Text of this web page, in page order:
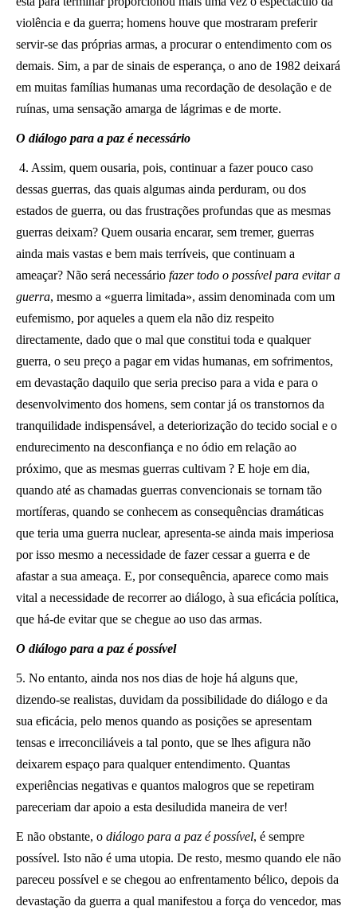
violência e da guerra; homens houve que mostraram preferir
servir-se das próprias armas, a procurar o entendimento com os
demais. Sim, a par de sinais de esperança, o ano de 1982 deixará
em muitas famílias humanas uma recordação de desolação e de
ruínas, uma sensação amarga de lágrimas e de morte.
O diálogo para a paz é necessário
4. Assim, quem ousaria, pois, continuar a fazer pouco caso
dessas guerras, das quais algumas ainda perduram, ou dos
estados de guerra, ou das frustrações profundas que as mesmas
guerras deixam? Quem ousaria encarar, sem tremer, guerras
ainda mais vastas e bem mais terríveis, que continuam a
ameaçar? Não será necessário fazer todo o possível para evitar a
guerra, mesmo a «guerra limitada», assim denominada com um
eufemismo, por aqueles a quem ela não diz respeito
directamente, dado que o mal que constitui toda e qualquer
guerra, o seu preço a pagar em vidas humanas, em sofrimentos,
em devastação daquilo que seria preciso para a vida e para o
desenvolvimento dos homens, sem contar já os transtornos da
tranquilidade indispensável, a deteriorização do tecido social e o
endurecimento na desconfiança e no ódio em relação ao
próximo, que as mesmas guerras cultivam ? E hoje em dia,
quando até as chamadas guerras convencionais se tornam tão
mortíferas, quando se conhecem as consequências dramáticas
que teria uma guerra nuclear, apresenta-se ainda mais imperiosa
por isso mesmo a necessidade de fazer cessar a guerra e de
afastar a sua ameaça. E, por consequência, aparece como mais
vital a necessidade de recorrer ao diálogo, à sua eficácia política,
que há-de evitar que se chegue ao uso das armas.
O diálogo para a paz é possível
5. No entanto, ainda nos nos dias de hoje há alguns que,
dizendo-se realistas, duvidam da possibilidade do diálogo e da
sua eficácia, pelo menos quando as posições se apresentam
tensas e irreconciliáveis a tal ponto, que se lhes afigura não
deixarem espaço para qualquer entendimento. Quantas
experiências negativas e quantos malogros que se repetiram
pareceriam dar apoio a esta desiludida maneira de ver!
E não obstante, o diálogo para a paz é possível, é sempre
possível. Isto não é uma utopia. De resto, mesmo quando ele não
pareceu possível e se chegou ao enfrentamento bélico, depois da
devastação da guerra a qual manifestou a força do vencedor, mas